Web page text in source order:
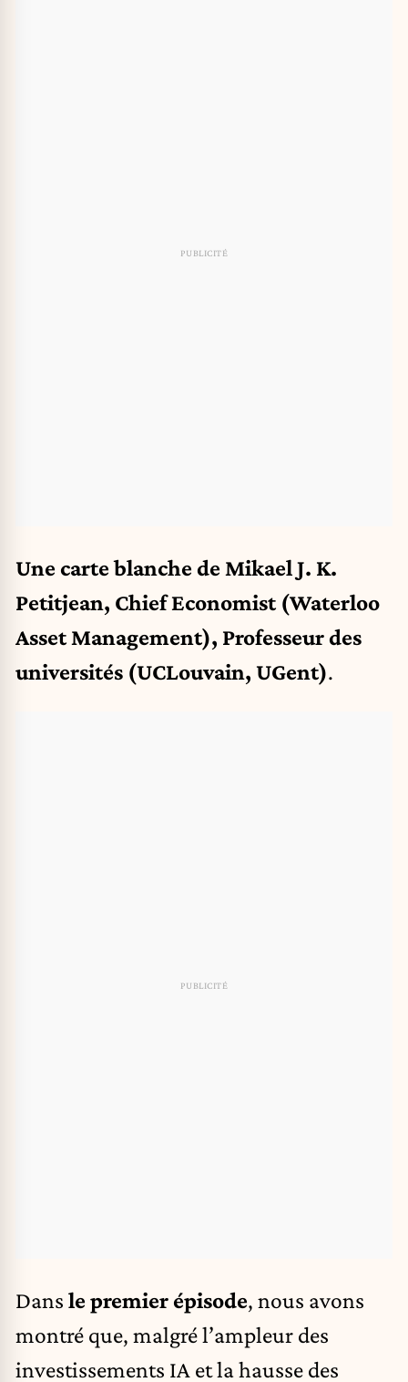
Une carte blanche de Mikael J. K.
Petitjean, Chief Economist (Waterloo
Asset Management), Professeur des
universités (UCLouvain, UGent).
Dans le premier épisode, nous avons
montré que, malgré l’ampleur des
investissements IA et la hausse des